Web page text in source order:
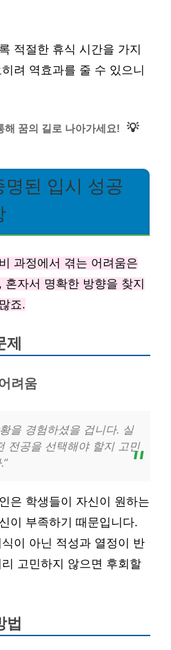
적절한 휴식 시간을 가지
려 역효과를 줄 수 있으니
해 꿈의 길로 나아가세요! 💡
명된 입시 성공
과정에서 겪는 어려움은
자서 명확한 방향을 찾지
죠.
려움
을 경험하셨을 겁니다. 실
전공을 선택해야 할지 고민
은 학생들이 자신이 원하는
이 부족하기 때문입니다.
이 아닌 적성과 열정이 반
고민하지 않으면 후회할
법